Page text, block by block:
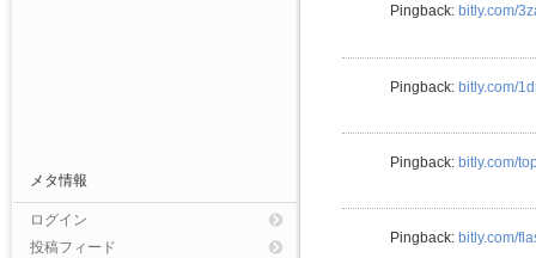
Pingback: bitly.com/
Pingback: bitly.com/
Pingback: bitly.com/
Pingback: bitly.com/
メタ情報
ログイン
投稿フィード